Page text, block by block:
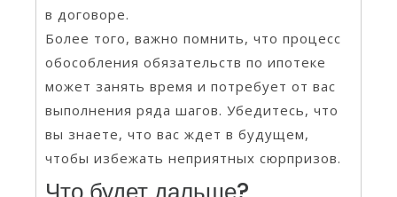
в договоре.
Более того, важно помнить, что процесс
обособления обязательств по ипотеке
может занять время и потребует от вас
выполнения ряда шагов. Убедитесь, что
вы знаете, что вас ждет в будущем,
чтобы избежать неприятных сюрпризов.